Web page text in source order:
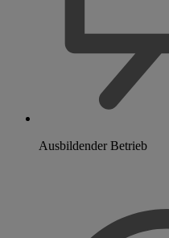
Ausbildender Betrieb